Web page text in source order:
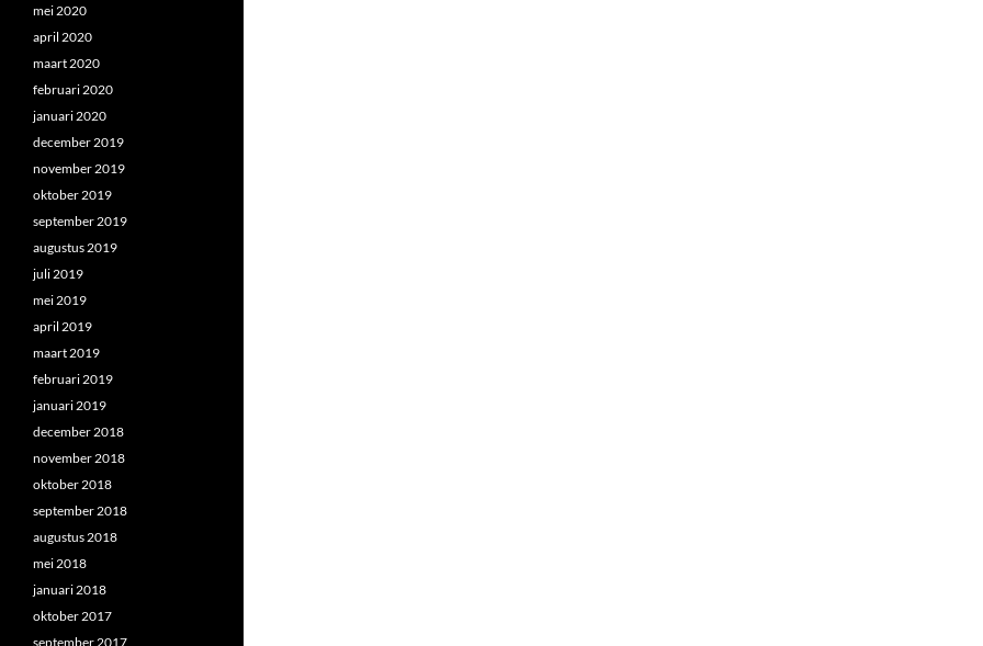
mei 2020
april 2020
maart 2020
februari 2020
januari 2020
december 2019
november 2019
oktober 2019
september 2019
augustus 2019
juli 2019
mei 2019
april 2019
maart 2019
februari 2019
januari 2019
december 2018
november 2018
oktober 2018
september 2018
augustus 2018
mei 2018
januari 2018
oktober 2017
september 2017